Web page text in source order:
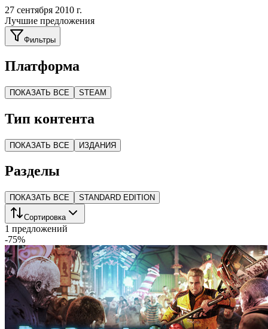
27 сентября 2010 г.
Лучшие предложения
Фильтры
Платформа
ПОКАЗАТЬ ВСЕ STEAM
Тип контента
ПОКАЗАТЬ ВСЕ ИЗДАНИЯ
Разделы
ПОКАЗАТЬ ВСЕ STANDARD EDITION
Сортировка
1 предложений
-75%